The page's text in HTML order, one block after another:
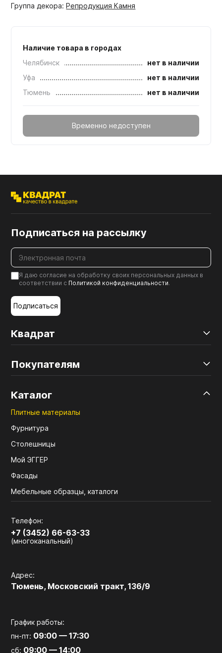
Группа декора:Репродукция Камня
Наличие товара в городах
Челябинск
нет в наличии
Уфа
нет в наличии
Тюмень
нет в наличии
Временно недоступен
Квадрат
Покупателям
Каталог
Плитные материалы
Фурнитура
Столешницы
Мой ЭГГЕР
Фасады
Мебельные образцы, каталоги
Телефон:
+7 (3452) 66-63-33
(многоканальный)
Адрес:
Тюмень, Московский тракт, 136/9
График работы:
пн-пт: 09:00 — 17:30
сб: 09:00 — 14:00
Подписаться на рассылку
Я даю согласие на обработку своих персональных данных в
соответствии с Политикой конфиденциальности.
Подписаться